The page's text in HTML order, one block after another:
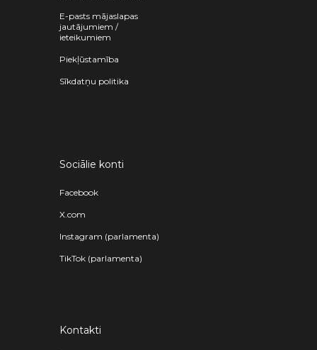
E-pasts mājaslapas
jautājumiem /
ieteikumiem
Piekļūstamība
Sīkdatņu politika
Sociālie konti
Facebook
X.com
Instagram (parlamenta)
TikTok (parlamenta)
Kontakti